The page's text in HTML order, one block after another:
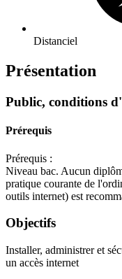
Distanciel
Présentation
Public, conditions
Prérequis
Prérequis :
Niveau bac. Aucun
pratique courante de
outils internet) est
Objectifs
Installer, administrer et
un accès internet